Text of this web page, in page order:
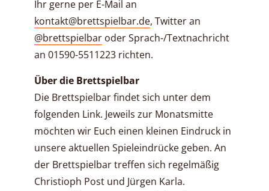
Ihr gerne per E-Mail an
kontakt@brettspielbar.de, Twitter an
@brettspielbar oder Sprach-/Textnachricht
an 01590-5511223 richten.
Über die Brettspielbar
Die Brettspielbar findet sich unter dem
folgenden Link. Jeweils zur Monatsmitte
möchten wir Euch einen kleinen Eindruck in
unsere aktuellen Spieleindrücke geben. An
der Brettspielbar treffen sich regelmäßig
Christioph Post und Jürgen Karla.